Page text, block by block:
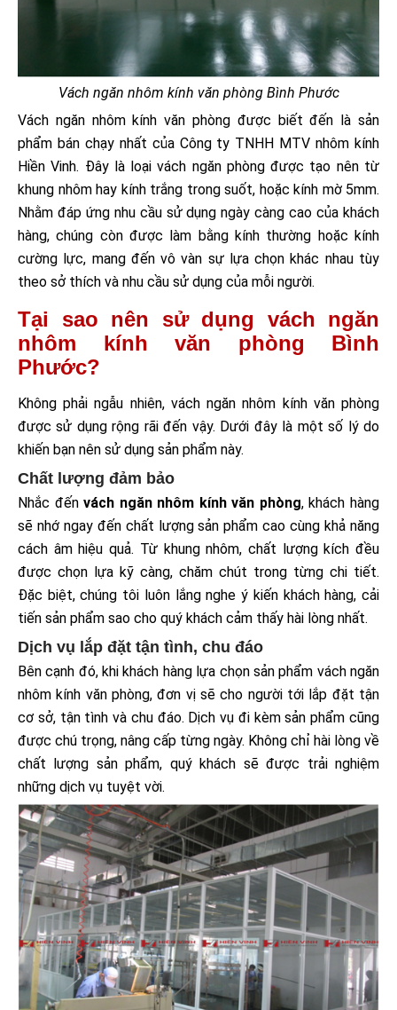
Vách ngăn nhôm kính văn phòng Bình Phước
Vách ngăn nhôm kính văn phòng được biết đến là sản
phẩm bán chạy nhất của Công ty TNHH MTV nhôm kính
Hiền Vinh. Đây là loại vách ngăn phòng được tạo nên từ
khung nhôm hay kính trắng trong suốt, hoặc kính mờ 5mm.
Nhằm đáp ứng nhu cầu sử dụng ngày càng cao của khách
hàng, chúng còn được làm bằng kính thường hoặc kính
cường lực, mang đến vô vàn sự lựa chọn khác nhau tùy
theo sở thích và nhu cầu sử dụng của mỗi người.
Tại sao nên sử dụng vách ngăn
nhôm kính văn phòng Bình
Phước?
Không phải ngẫu nhiên, vách ngăn nhôm kính văn phòng
được sử dụng rộng rãi đến vậy. Dưới đây là một số lý do
khiến bạn nên sử dụng sản phẩm này.
Chất lượng đảm bảo
Nhắc đếnvách ngăn nhôm kính văn phòng, khách hàng
sẽ nhớ ngay đến chất lượng sản phẩm cao cùng khả năng
cách âm hiệu quả. Từ khung nhôm, chất lượng kích đều
được chọn lựa kỹ càng, chăm chút trong từng chi tiết.
Đặc biệt, chúng tôi luôn lắng nghe ý kiến khách hàng, cải
tiến sản phẩm sao cho quý khách cảm thấy hài lòng nhất.
Dịch vụ lắp đặt tận tình, chu đáo
Bên cạnh đó, khi khách hàng lựa chọn sản phẩm vách ngăn
nhôm kính văn phòng, đơn vị sẽ cho người tới lắp đặt tận
cơ sở, tận tình và chu đáo. Dịch vụ đi kèm sản phẩm cũng
được chú trọng, nâng cấp từng ngày. Không chỉ hài lòng về
chất lượng sản phẩm, quý khách sẽ được trải nghiệm
những dịch vụ tuyệt vời.